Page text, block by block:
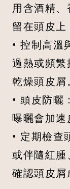
用含酒精
留在頭皮上
• 控制高溫
過熱或頻
乾燥頭皮屑
• 頭皮防曬
曝曬會加速
• 定期檢查
或伴隨紅腫
確認頭皮屑